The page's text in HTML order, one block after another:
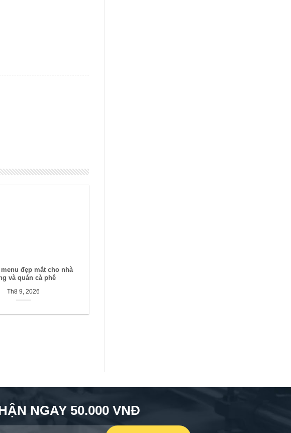
đẹp mắt cho nhà
và quán cà phê
Th8 9, 2026
NGAY 50.000 VNĐ